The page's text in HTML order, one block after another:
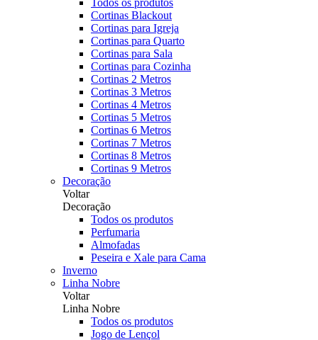
Todos os produtos
Cortinas Blackout
Cortinas para Igreja
Cortinas para Quarto
Cortinas para Sala
Cortinas para Cozinha
Cortinas 2 Metros
Cortinas 3 Metros
Cortinas 4 Metros
Cortinas 5 Metros
Cortinas 6 Metros
Cortinas 7 Metros
Cortinas 8 Metros
Cortinas 9 Metros
Decoração
Voltar
Decoração
Todos os produtos
Perfumaria
Almofadas
Peseira e Xale para Cama
Inverno
Linha Nobre
Voltar
Linha Nobre
Todos os produtos
Jogo de Lençol